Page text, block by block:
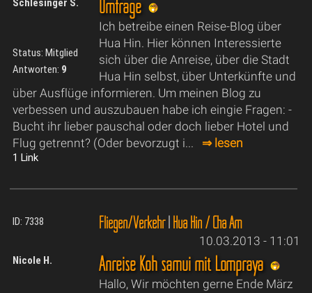
Schlesinger S.
Status: Mitglied
Antworten: 9
Umfrage
Ich betreibe einen Reise-Blog über
Hua Hin. Hier können Interessierte
sich über die Anreise, über die Stadt
Hua Hin selbst, über Unterkünfte und
über Ausflüge informieren. Um meinen Blog zu
verbessen und auszubauen habe ich eingie Fragen: -
Bucht ihr lieber pauschal oder doch lieber Hotel und
Flug getrennt? (Oder bevorzugt i... ⇒ lesen
1 Link
ID: 7338 Fliegen/Verkehr|Hua Hin / Cha Am
10.03.2013 - 11:01
Nicole H. Anreise Koh samui mit Lompraya
Hallo, Wir möchten gerne Ende März